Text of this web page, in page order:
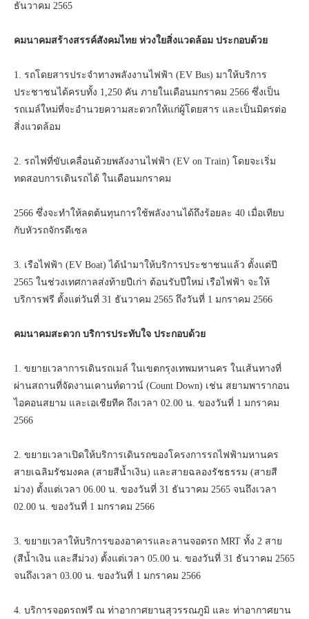
ธันวาคม 2565
คมนาคมสร้างสรรค์สังคมไทย ห่วงใยสิ่งแวดล้อม ประกอบด้วย
1. รถโดยสารประจำทางพลังงานไฟฟ้า (EV Bus) มาให้บริการ
ประชาชนได้ครบทั้ง 1,250 คัน ภายในเดือนมกราคม 2566 ซึ่งเป็น
รถเมล์ใหม่ที่จะอำนวยความสะดวกให้แก่ผู้โดยสาร และเป็นมิตรต่อ
สิ่งแวดล้อม
2. รถไฟที่ขับเคลื่อนด้วยพลังงานไฟฟ้า (EV on Train) โดยจะเริ่ม
ทดสอบการเดินรถได้ ในเดือนมกราคม
2566 ซึ่งจะทำให้ลดต้นทุนการใช้พลังงานได้ถึงร้อยละ 40 เมื่อเทียบ
กับหัวรถจักรดีเซล
3. เรือไฟฟ้า (EV Boat) ได้นำมาให้บริการประชาชนแล้ว ตั้งแต่ปี
2565 ในช่วงเทศกาลส่งท้ายปีเก่า ต้อนรับปีใหม่ เรือไฟฟ้า จะให้
บริการฟรี ตั้งแต่วันที่ 31 ธันวาคม 2565 ถึงวันที่ 1 มกราคม 2566
คมนาคมสะดวก บริการประทับใจ ประกอบด้วย
1. ขยายเวลาการเดินรถเมล์ ในเขตกรุงเทพมหานคร ในเส้นทางที่
ผ่านสถานที่จัดงานเคานท์ดาวน์ (Count Down) เช่น สยามพารากอน
ไอคอนสยาม และเอเชียทีค ถึงเวลา 02.00 น. ของวันที่ 1 มกราคม
2566
2. ขยายเวลาเปิดให้บริการเดินรถของโครงการรถไฟฟ้ามหานคร
สายเฉลิมรัชมงคล (สายสีน้ำเงิน) และสายฉลองรัชธรรม (สายสี
ม่วง) ตั้งแต่เวลา 06.00 น. ของวันที่ 31 ธันวาคม 2565 จนถึงเวลา
02.00 น. ของวันที่ 1 มกราคม 2566
3. ขยายเวลาให้บริการของอาคารและลานจอดรถ MRT ทั้ง 2 สาย
(สีน้ำเงิน และสีม่วง) ตั้งแต่เวลา 05.00 น. ของวันที่ 31 ธันวาคม 2565
จนถึงเวลา 03.00 น. ของวันที่ 1 มกราคม 2566
4. บริการจอดรถฟรี ณ ท่าอากาศยานสุวรรณภูมิ และ ท่าอากาศยาน